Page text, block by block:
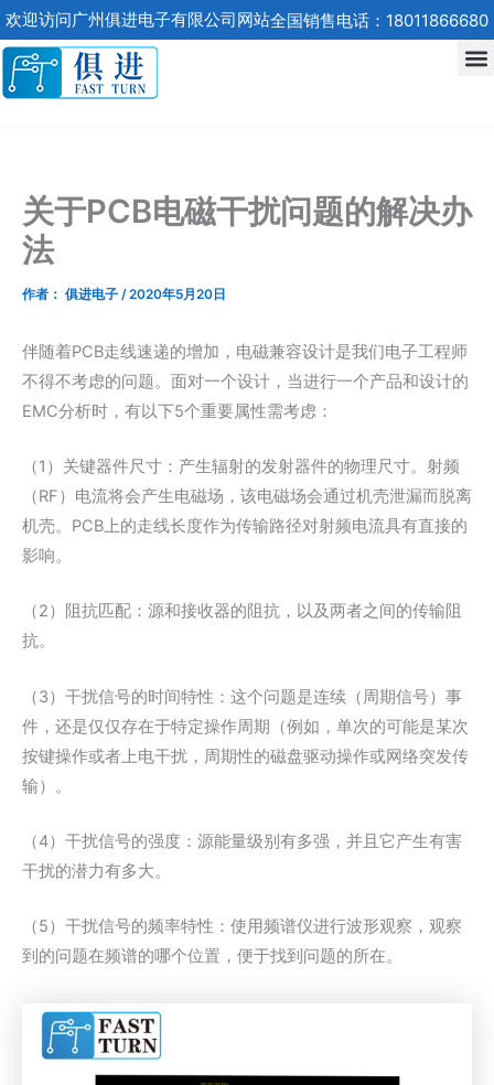
跳
至
内
容
欢迎访问广州俱进电子有限公司网站全国销售电话：18011866680
关于PCB电磁干扰问题的解决办
法
作者： 俱进电子 /2020年5月20日
伴随着PCB走线速递的增加，电磁兼容设计是我们电子工程师
不得不考虑的问题。面对一个设计，当进行一个产品和设计的
EMC分析时，有以下5个重要属性需考虑：
（1）关键器件尺寸：产生辐射的发射器件的物理尺寸。射频
（RF）电流将会产生电磁场，该电磁场会通过机壳泄漏而脱离
机壳。PCB上的走线长度作为传输路径对射频电流具有直接的
影响。
（2）阻抗匹配：源和接收器的阻抗，以及两者之间的传输阻
抗。
（3）干扰信号的时间特性：这个问题是连续（周期信号）事
件，还是仅仅存在于特定操作周期（例如，单次的可能是某次
按键操作或者上电干扰，周期性的磁盘驱动操作或网络突发传
输）。
（4）干扰信号的强度：源能量级别有多强，并且它产生有害
干扰的潜力有多大。
（5）干扰信号的频率特性：使用频谱仪进行波形观察，观察
到的问题在频谱的哪个位置，便于找到问题的所在。